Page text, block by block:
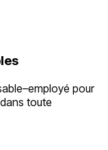
pour
toute